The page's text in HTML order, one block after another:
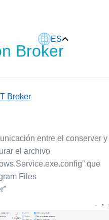
ES
Broker
Broker
entre el conserver y
el archivo
que
Files